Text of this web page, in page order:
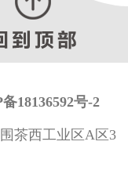
18136592号-2
茶西工业区A区3